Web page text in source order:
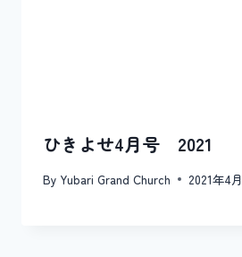
ひきよせ4月号 2021
By Yubari Grand Church 2021年4月